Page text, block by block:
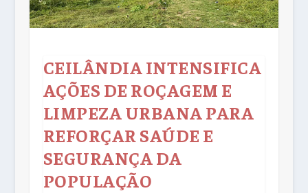
CEILÂNDIA INTENSIFICA
AÇÕES DE ROÇAGEM E
LIMPEZA URBANA PARA
REFORÇAR SAÚDE E
SEGURANÇA DA
POPULAÇÃO